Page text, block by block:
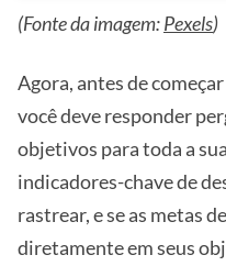
(Fonte da imagem:Pexels)
Agora, antes de
você deve responder
objetivos para toda a
indicadores-chave de
rastrear, e se as metas
diretamente em seus